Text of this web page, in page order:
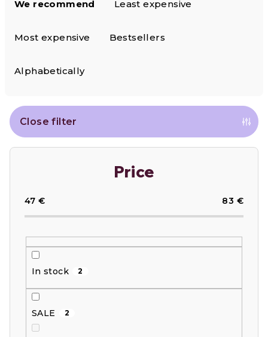
o
d
c
t
We recommend Least expensive
Most expensive Bestsellers
Alphabetically
Close filter
Price
47 € 83 €
In stock 2
SALE 2